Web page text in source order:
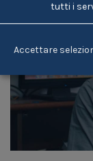
tutti i
Accettare